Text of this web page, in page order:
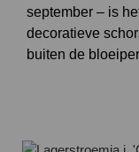
Tuinthema’s
september – is
decoratieve
buiten de